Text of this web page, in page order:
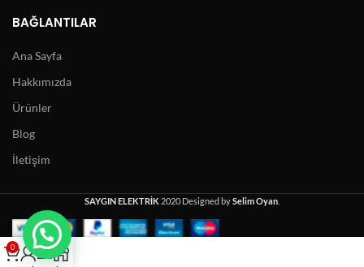
BAĞLANTILAR
Ana Sayfa
Hakkımızda
Ürünler
Blog
İletişim
SAYGIN ELEKTRİK 2020 Designed bySelim Oyan
0